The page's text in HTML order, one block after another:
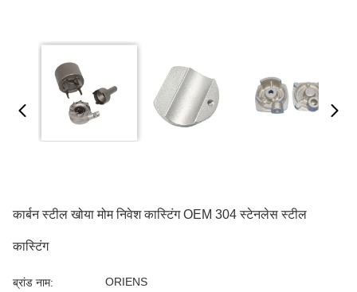
कार्बन स्टील खोया मोम निवेश कास्टिंग OEM 304 स्टेनलेस स्टील
कास्टिंग
ब्रांड नाम: ORIENS